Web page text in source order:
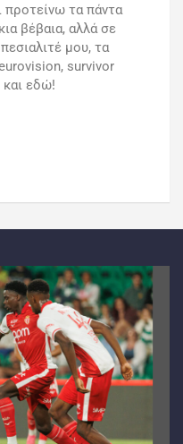
προτείνω τα πάντα
βέβαια, αλλά σε
μου, τα
survivor
εδώ!